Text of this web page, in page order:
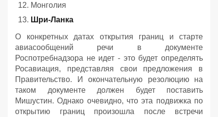
Монголия
Шри-Ланка
О конкретных датах открытия границ и старте
авиасообщений речи в документе
Роспотребнадзора не идет - это будет определять
Росавиация, представляя свои предложения в
Правительство. И окончательную резолюцию на
таком документе должен будет поставить
Мишустин. Однако очевидно, что эта подвижка по
открытию границ произошла после встречи